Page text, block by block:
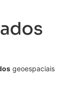
geoespaciais